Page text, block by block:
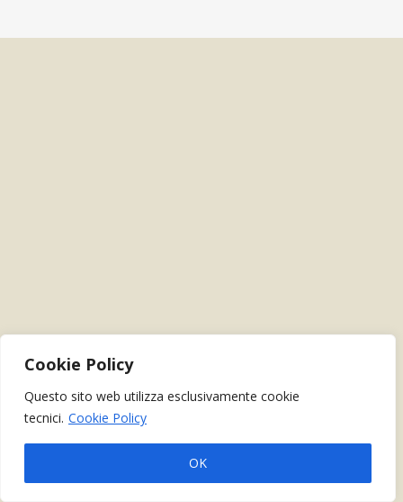
Cookie Policy
Questo sito web utilizza esclusivamente cookie
tecnici. Cookie Policy
OK